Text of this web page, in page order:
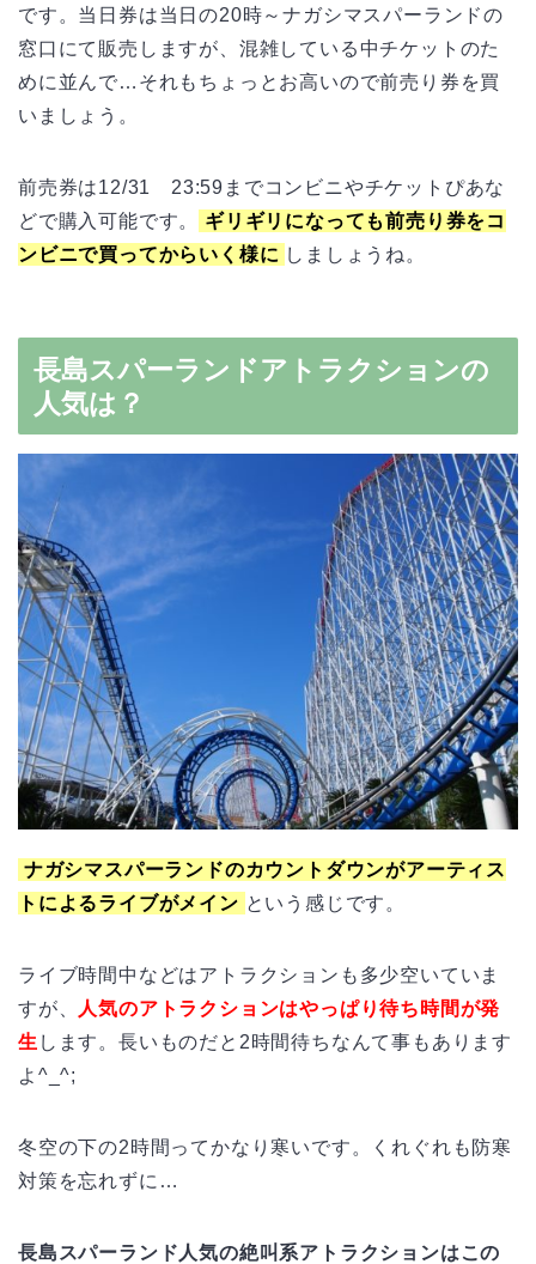
です。当日券は当日の20時～ナガシマスパーランドの
窓口にて販売しますが、混雑している中チケットのた
めに並んで…それもちょっとお高いので前売り券を買
いましょう。
前売券は12/31 23:59までコンビニやチケットぴあな
どで購入可能です。
ギリギリになっても前売り券をコ
ンビニで買ってからいく様に しましょうね。
長島スパーランドアトラクションの
人気は？
ナガシマスパーランドのカウントダウンがアーティス
トによるライブがメイン という感じです。
ライブ時間中などはアトラクションも多少空いていま
すが、
人気のアトラクションはやっぱり待ち時間が発
生 します。長いものだと2時間待ちなんて事もあります
よ^_^;
冬空の下の2時間ってかなり寒いです。くれぐれも防寒
対策を忘れずに…
長島スパーランド人気の絶叫系アトラクションはこの